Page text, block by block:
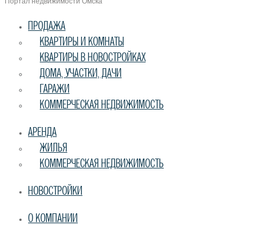
ПРОДАЖА
КВАРТИРЫ И КОМНАТЫ
КВАРТИРЫ В НОВОСТРОЙКАХ
ДОМА, УЧАСТКИ, ДАЧИ
ГАРАЖИ
КОММЕРЧЕСКАЯ НЕДВИЖИМОСТЬ
АРЕНДА
ЖИЛЬЯ
КОММЕРЧЕСКАЯ НЕДВИЖИМОСТЬ
НОВОСТРОЙКИ
О КОМПАНИИ